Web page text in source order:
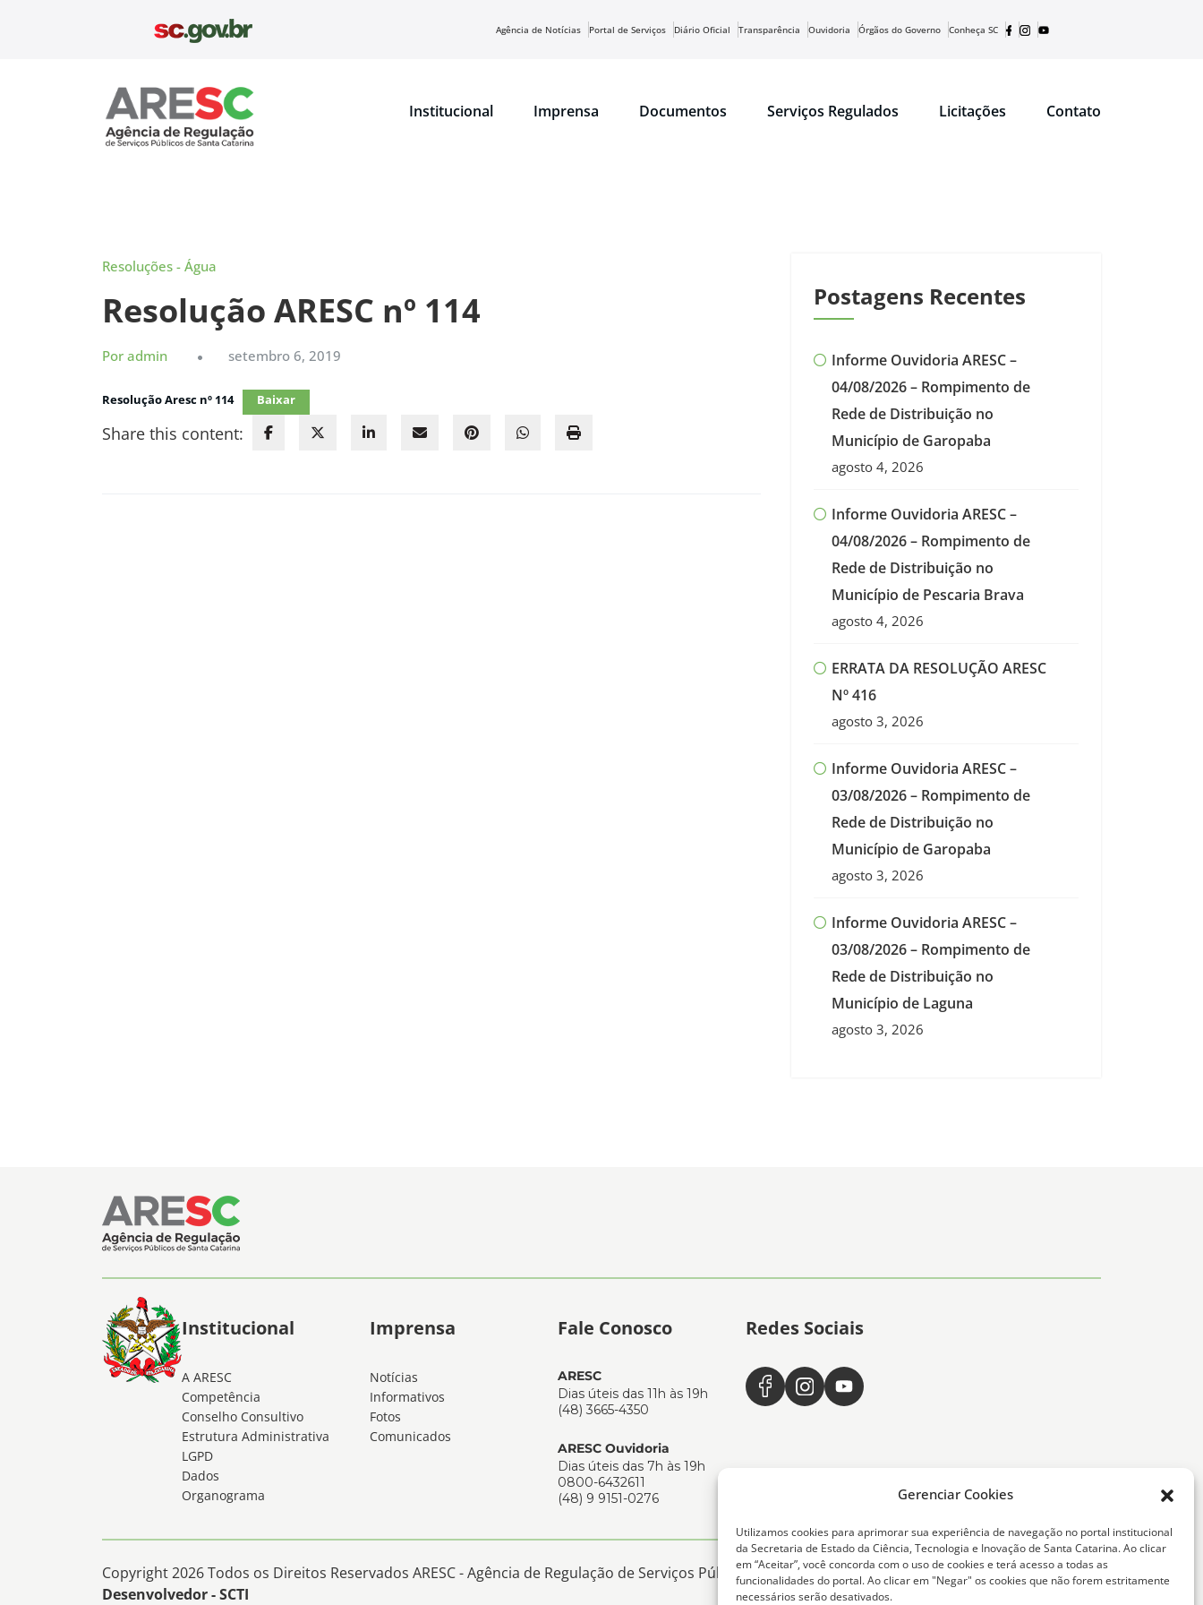
Gerenciar Cookies
Utilizamos cookies para aprimorar sua experiência de navegação no portal institucional
da Secretaria de Estado da Ciência, Tecnologia e Inovação de Santa Catarina. Ao clicar
em “Aceitar”, você concorda com o uso de cookies e terá acesso a todas as
funcionalidades do portal. Ao clicar em "Negar" os cookies que não forem estritamente
necessários serão desativados.
Agência de Notícias Portal de Serviços Diário Oficial Transparência Ouvidoria Órgãos do Governo Conheça SC
Institucional Imprensa Documentos Serviços Regulados Licitações Contato
Resoluções - Água
Resolução ARESC nº 114
Por admin setembro 6, 2019
Resolução Aresc nº 114 Baixar
Share this content:
Postagens Recentes
Informe Ouvidoria ARESC –
04/08/2026 – Rompimento de
Rede de Distribuição no
Município de Garopaba
agosto 4, 2026
Informe Ouvidoria ARESC –
04/08/2026 – Rompimento de
Rede de Distribuição no
Município de Pescaria Brava
agosto 4, 2026
ERRATA DA RESOLUÇÃO ARESC
Nº 416
agosto 3, 2026
Informe Ouvidoria ARESC –
03/08/2026 – Rompimento de
Rede de Distribuição no
Município de Garopaba
agosto 3, 2026
Informe Ouvidoria ARESC –
03/08/2026 – Rompimento de
Rede de Distribuição no
Município de Laguna
agosto 3, 2026
Institucional
A ARESC
Competência
Conselho Consultivo
Estrutura Administrativa
LGPD
Dados
Organograma
Imprensa
Notícias
Informativos
Fotos
Comunicados
Fale Conosco
ARESC
Dias úteis das 11h às 19h
(48) 3665-4350
ARESC Ouvidoria
Dias úteis das 7h às 19h
0800-6432611
(48) 9 9151-0276
Redes Sociais
Copyright 2026 Todos os Direitos Reservados ARESC - Agência de Regulação de Serviços Públicos de Santa Catarina -
Desenvolvedor - SCTI